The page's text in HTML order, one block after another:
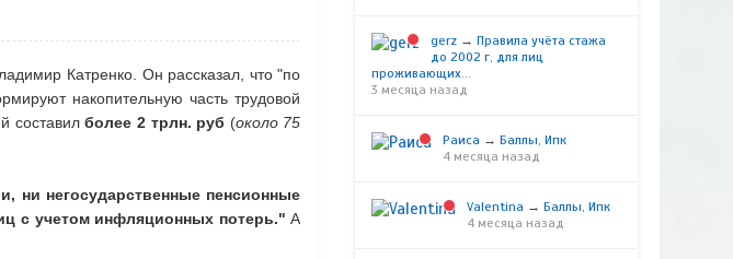
Катренко. Он рассказал, что "по
накопительную часть трудовой
составилболее 2 трлн. руб (около 75
ни негосударственные пенсионные
с учетом инфляционных потерь." А
gerz →Правила учёта стажа
до 2002 г, для лиц
проживающих...
3 месяца назад
Раиса →Баллы, Ипк
4 месяца назад
Valentina →Баллы, Ипк
4 месяца назад